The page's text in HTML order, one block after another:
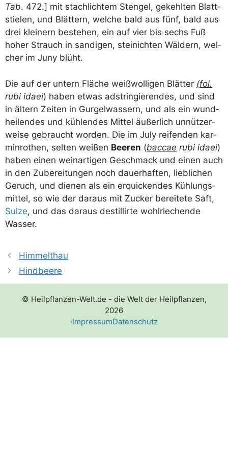
Tab. 472.] mit stach­lich­tem Sten­gel, gekehl­ten Blatt­
stie­len, und Blät­tern, wel­che bald aus fünf, bald aus
drei klei­nern bestehen, ein auf vier bis sechs Fuß
hoher Strauch in san­di­gen, stei­nich­ten Wäl­dern, wel­
cher im Juny blüht.
Die auf der untern Flä­che weiß­wol­li­gen Blät­ter (fol.
rubi idaei) haben etwas adstrin­gie­ren­des, und sind
in ältern Zei­ten in Gur­gel­was­sern, und als ein wund­
hei­len­des und küh­len­des Mit­tel äußer­lich unnüt­zer­
wei­se gebraucht wor­den. Die im July rei­fen­den kar­
min­ro­then, sel­ten wei­ßen Bee­ren (bac­cae rubi idaei)
haben einen wein­ar­ti­gen Geschmack und einen auch
in den Zube­rei­tun­gen noch dau­er­haf­ten, lieb­li­chen
Geruch, und die­nen als ein erqui­cken­des Küh­lungs­
mit­tel, so wie der dar­aus mit Zucker berei­te­te Saft,
Sul­ze, und das dar­aus destil­lir­te wohl­rie­chen­de
Wasser.
Himmelthau
Hindbeere
© Heilpflanzen-Welt.de - die Welt der Heilpflanzen,
2026
·ImpressumDatenschutz